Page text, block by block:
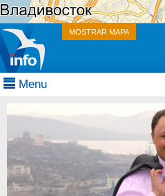
MOSTRAR MAPA
Menu